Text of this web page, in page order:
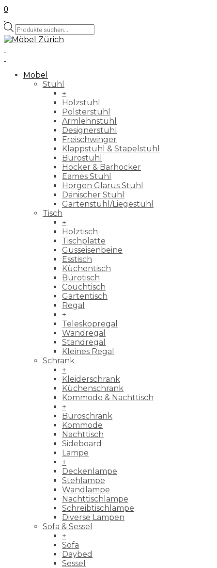
0
Products
search
Möbel
Stuhl
+
Holzstuhl
Polsterstuhl
Armlehnstuhl
Designerstuhl
Freischwinger
Klappstuhl & Stapelstuhl
Bürostuhl
Hocker & Barhocker
Eames Stuhl
Horgen Glarus Stuhl
Dänischer Stuhl
Gartenstuhl/Liegestuhl
Tisch
+
Holztisch
Tischplatte
Gusseisenbeine
Esstisch
Küchentisch
Bürotisch
Couchtisch
Gartentisch
Regal
+
Teleskopregal
Wandregal
Standregal
Kleines Regal
Schrank
+
Kleiderschrank
Küchenschrank
Kommode & Nachttisch
+
Büroschrank
Kommode
Nachttisch
Sideboard
Lampe
+
Deckenlampe
Stehlampe
Wandlampe
Nachttischlampe
Schreibtischlampe
Diverse Lampen
Sofa & Sessel
+
Sofa
Daybed
Sessel